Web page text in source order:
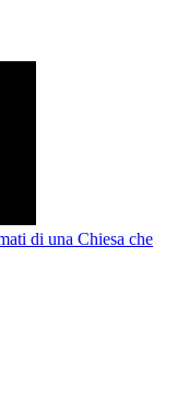
di una Chiesa che